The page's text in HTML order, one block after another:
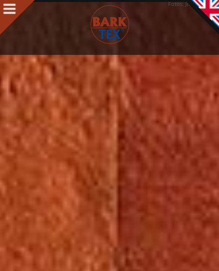
Produkte
Produkte Intro
BARK CLOTH
BARKTEX
VegaPlac
Projekte
Über uns
Über uns Intro
Kontakt
Auszeichnungen
Team
Aktuelles
BarkWorld
Shop
Fotos: Jhon Campo